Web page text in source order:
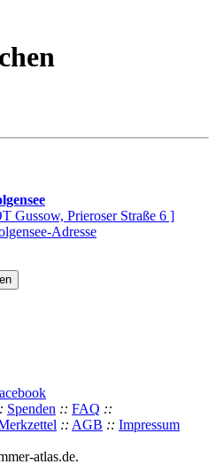
Gussow, Prieroser Straße 6 ]
Spenden :: FAQ ::
:: AGB :: Impressum
atlas.de.